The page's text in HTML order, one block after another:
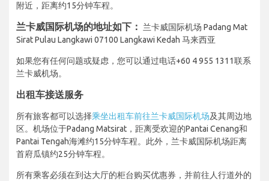
附近，距离约15分钟车程。
兰卡威国际机场的地址如下：
兰卡威国际机场 Padang Mat
Sirat Pulau Langkawi 07100 Langkawi Kedah 马来西亚
如果您有任何问题或疑虑，您可以通过电话+60 4 955 1311联系
兰卡威机场。
出租车接送服务
所有旅客都可以选择乘坐出租车前往兰卡威国际机场及其周边地
区。机场位于Padang Matsirat，距离受欢迎的Pantai Cenang和
Pantai Tengah海滩约15分钟车程。此外，兰卡威国际机场距离
首府瓜镇约25分钟车程。
所有乘客必须在到达大厅的柜台购买优惠券，并前往人行道外的